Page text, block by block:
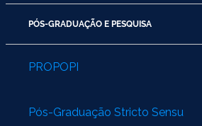
PÓS-GRADUAÇÃO E PESQUISA
PROPOPI
Pós-Graduação Stricto Sensu